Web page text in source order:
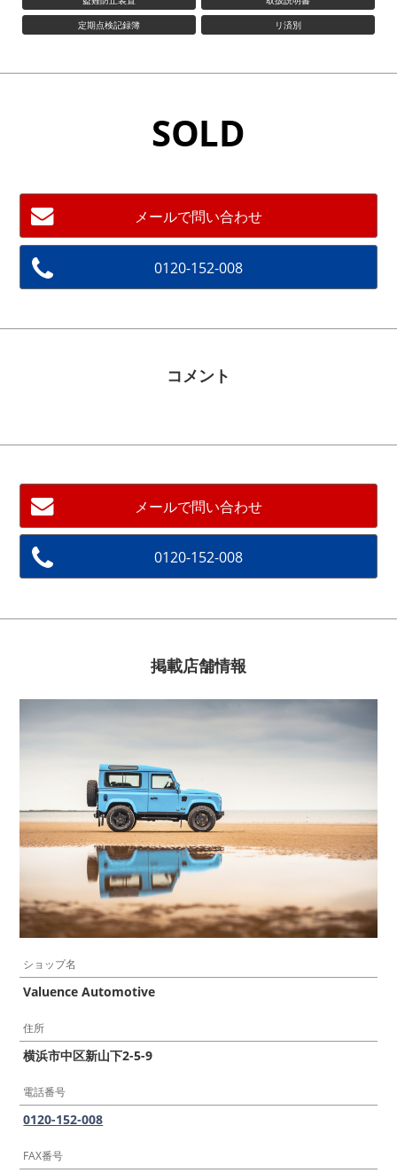
定期点検記録簿
リ済別
SOLD
メールで問い合わせ
0120-152-008
コメント
メールで問い合わせ
0120-152-008
掲載店舗情報
ショップ名
Valuence Automotive
住所
横浜市中区新山下2-5-9
電話番号
0120-152-008
FAX番号